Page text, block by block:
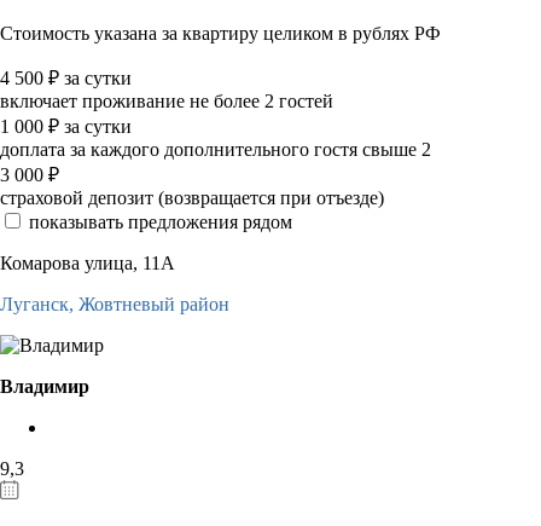
Стоимость указана за квартиру целиком в рублях РФ
4 500 ₽ за сутки
включает проживание не более 2 гостей
1 000 ₽ за сутки
доплата за каждого дополнительного гостя свыше 2
3 000 ₽
страховой депозит (возвращается при отъезде)
показывать предложения рядом
Комарова улица, 11А
Луганск, Жовтневый район
Владимир
9,3